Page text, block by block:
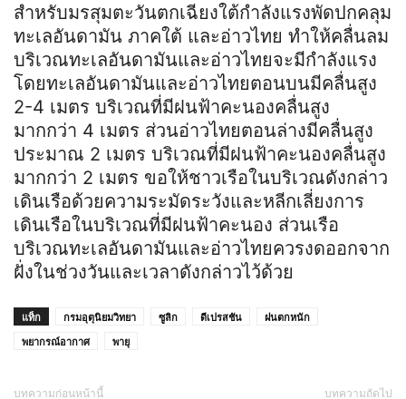
สำหรับมรสุมตะวันตกเฉียงใต้กำลังแรงพัดปกคลุม
ทะเลอันดามัน ภาคใต้ และอ่าวไทย ทำให้คลื่นลม
บริเวณทะเลอันดามันและอ่าวไทยจะมีกำลังแรง
โดยทะเลอันดามันและอ่าวไทยตอนบนมีคลื่นสูง
2-4 เมตร บริเวณที่มีฝนฟ้าคะนองคลื่นสูง
มากกว่า 4 เมตร ส่วนอ่าวไทยตอนล่างมีคลื่นสูง
ประมาณ 2 เมตร บริเวณที่มีฝนฟ้าคะนองคลื่นสูง
มากกว่า 2 เมตร ขอให้ชาวเรือในบริเวณดังกล่าว
เดินเรือด้วยความระมัดระวังและหลีกเลี่ยงการ
เดินเรือในบริเวณที่มีฝนฟ้าคะนอง ส่วนเรือ
บริเวณทะเลอันดามันและอ่าวไทยควรงดออกจาก
ฝั่งในช่วงวันและเวลาดังกล่าวไว้ด้วย
แท็ก กรมอุตุนิยมวิทยา ซูลิก ดีเปรสชัน
ฝนตกหนัก
พยากรณ์อากาศ
พายุ
บทความก่อนหน้านี้ บทความถัดไป